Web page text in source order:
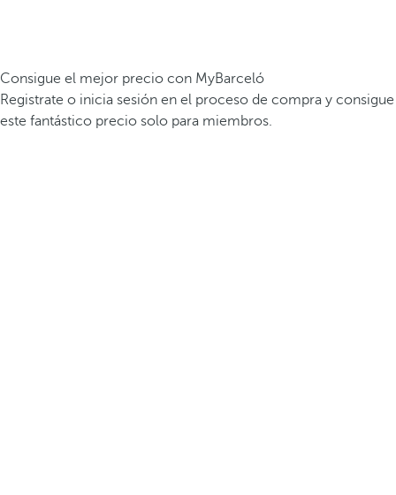
Consigue el mejor precio con MyBarceló
Registrate o inicia sesión en el proceso de compra y consigue
este fantástico precio solo para miembros.